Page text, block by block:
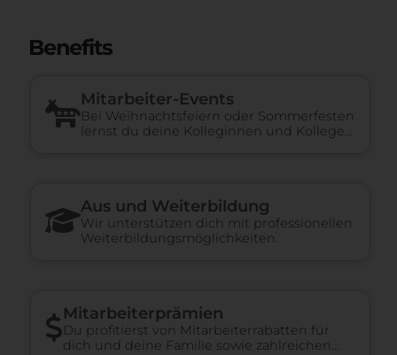
Benefits
Mitarbeiter-Events
Bei Weihnachtsfeiern oder Sommerfesten
lernst du deine Kolleginnen und Kollegen
Aus und Weiterbildung
Wir unterstützen dich mit professionellen
Weiterbildungsmöglichkeiten.
Mitarbeiterprämien
Du profitierst von Mitarbeiterrabatten für
dich und deine Familie sowie zahlreichen